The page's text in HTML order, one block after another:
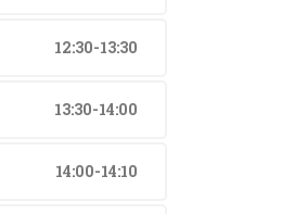
12:30-13:30
13:30-14:00
14:00-14:10